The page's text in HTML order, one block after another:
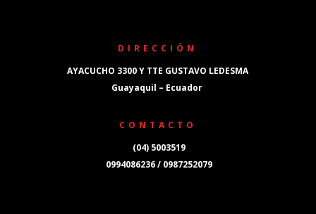
DIRECCIÓN
AYACUCHO 3300 Y TTE GUSTAVO LEDESMA
Guayaquil – Ecuador
CONTACTO
(04) 5003519
0994086236 / 0987252079